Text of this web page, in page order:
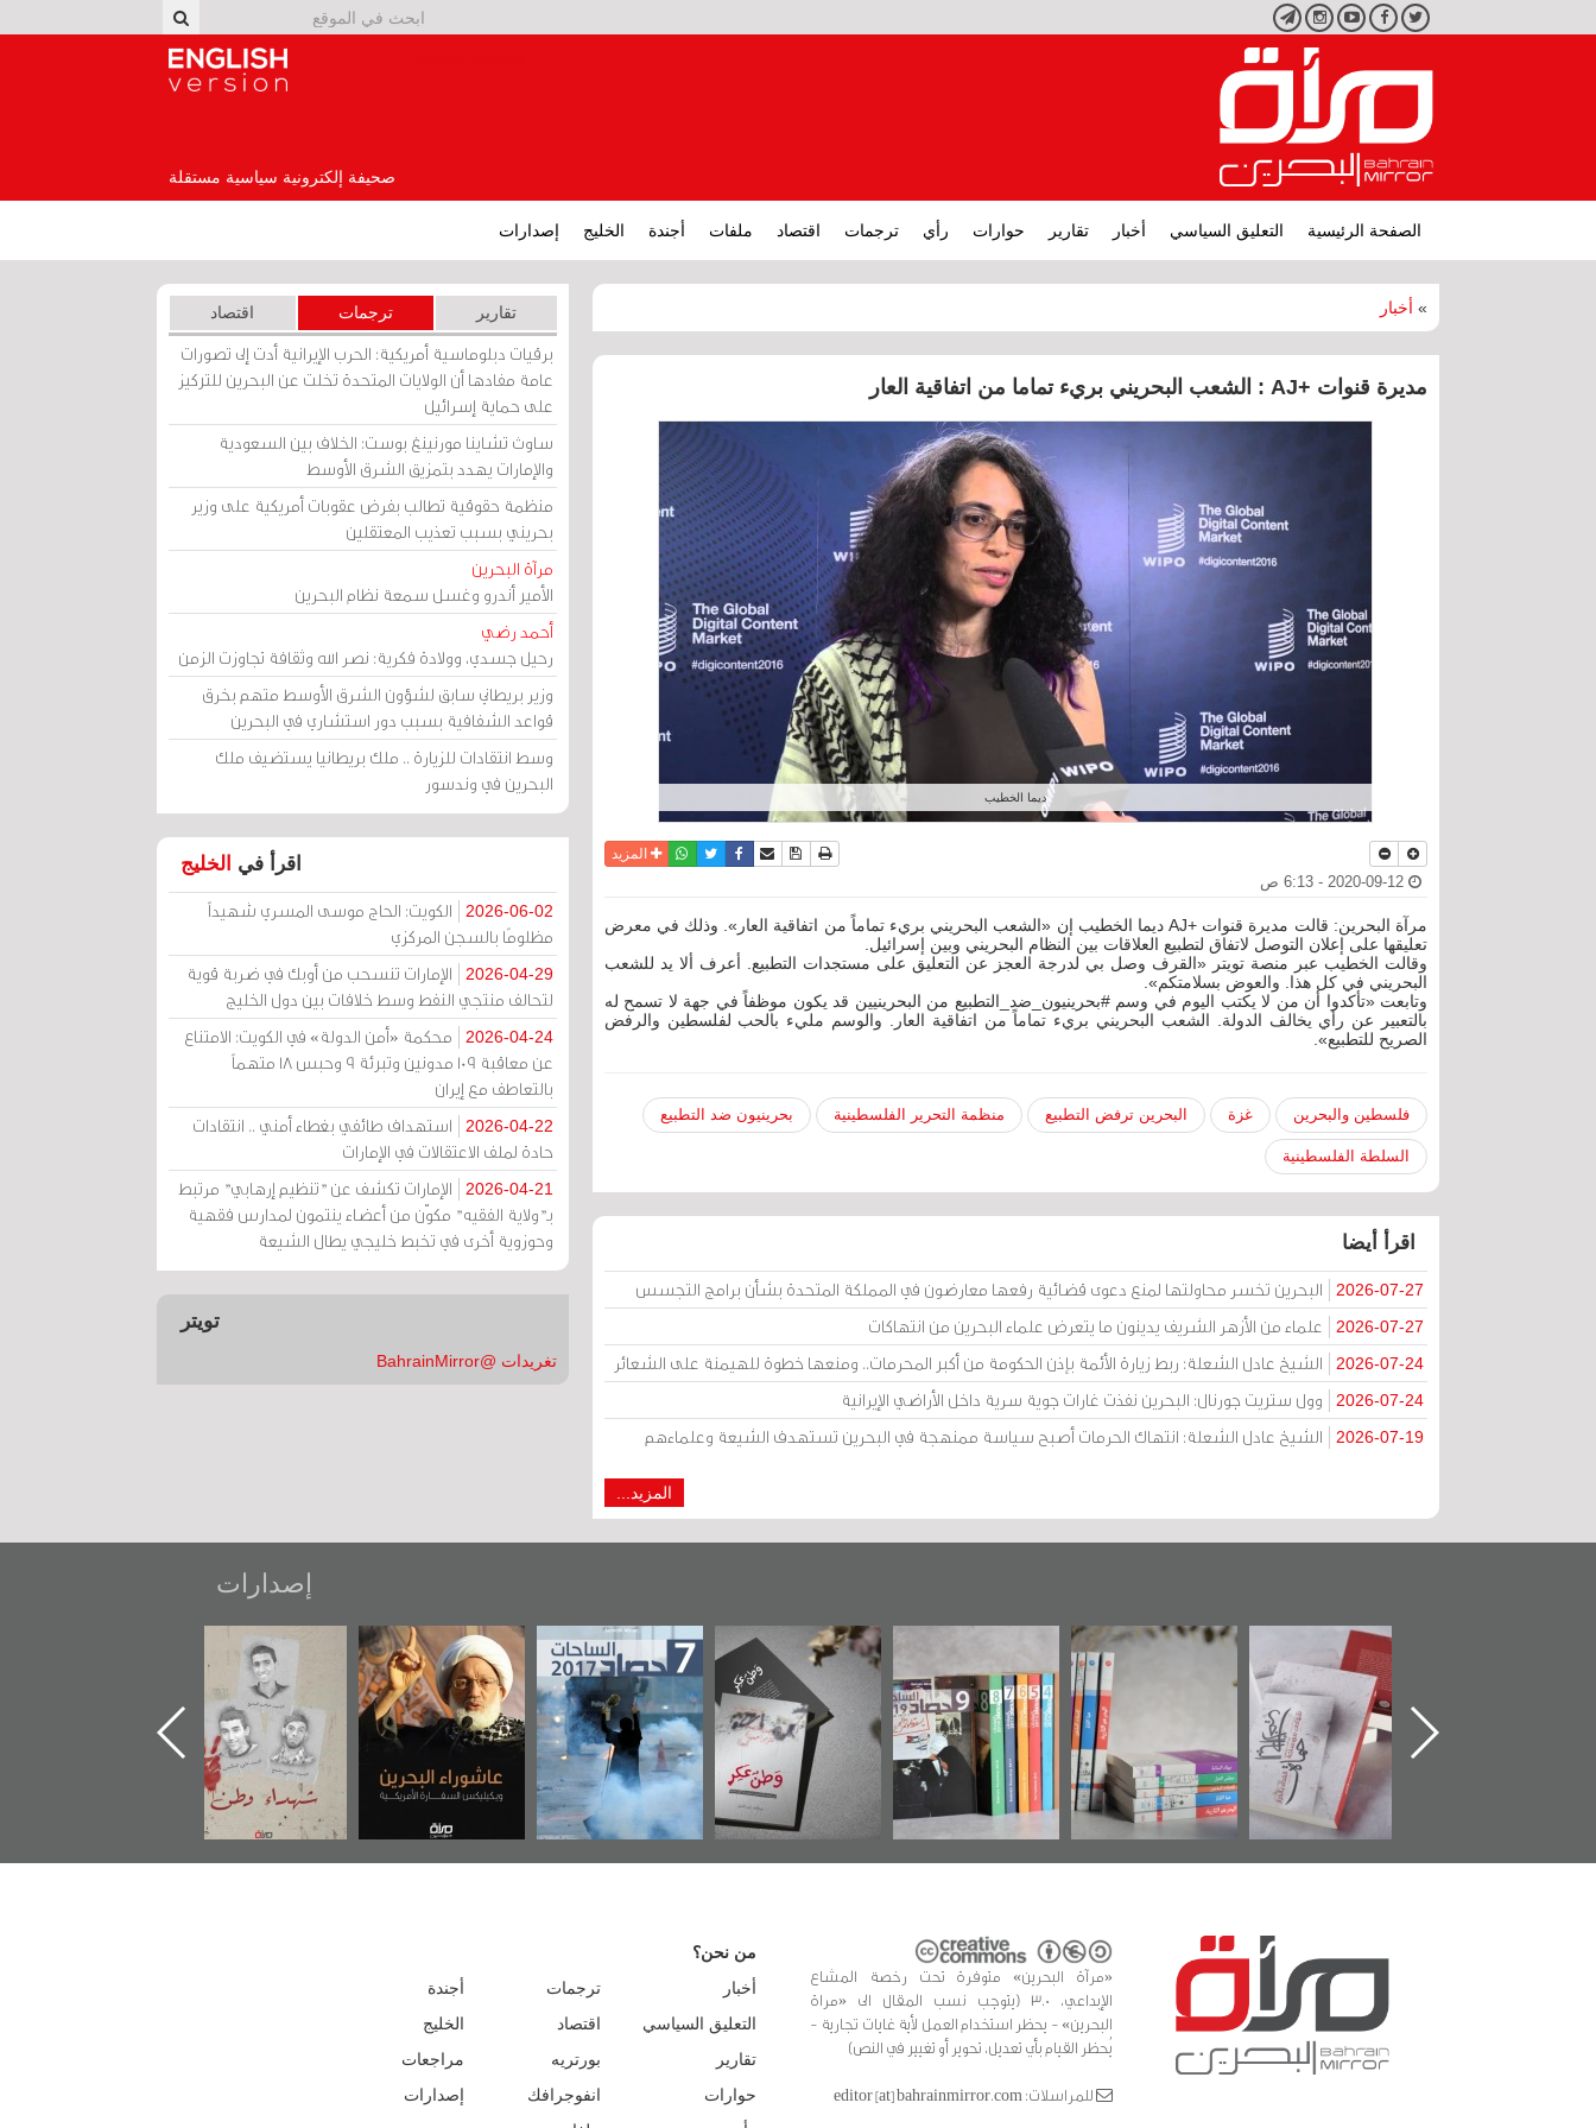
تويتر فيسبوكيوتيوبانستجرامتليجرام
صحيفة إلكترونية سياسية مستقلة
الصفحة الرئيسية التعليق السياسي أخبار تقارير حوارات رأي ترجمات اقتصاد ملفات أجندة الخليج إصدارات
» أخبار
مديرة قنوات +AJ : الشعب البحريني بريء تماما من اتفاقية العار
ديما الخطيب
نسخة للطباعة
حفظ الموضوع
أرسل الى صديق
فيسبوكتويترواتسابالمزيد
مرآة البحرين: قالت مديرة قنوات +AJ ديما الخطيب إن «الشعب البحريني بريء تماماً من اتفاقية العار». وذلك في معرض
تعليقها على إعلان التوصل لاتفاق لتطبيع العلاقات بين النظام البحريني وبين إسرائيل.
وقالت الخطيب عبر منصة تويتر «القرف وصل بي لدرجة العجز عن التعليق على مستجدات التطبيع. أعرف ألا يد للشعب
البحريني في كل هذا. والعوض بسلامتكم».
وتابعت «تأكدوا أن من لا يكتب اليوم في وسم #بحرينيون_ضد_التطبيع من البحرينيين قد يكون موظفاً في جهة لا تسمح له
بالتعبير عن رأي يخالف الدولة. الشعب البحريني بريء تماماً من اتفاقية العار. والوسم مليء بالحب لفلسطين والرفض
الصريح للتطبيع».
فلسطين والبحرين غزة البحرين ترفض التطبيع منظمة التحرير الفلسطينية بحرينيون ضد التطبيع
السلطة الفلسطينية
اقرأ أيضا
2026-07-27 البحرين تخسر محاولتها لمنع دعوى قضائية رفعها معارضون في المملكة المتحدة بشأن برامج التجسس
2026-07-27 علماء من الأزهر الشريف يدينون ما يتعرض علماء البحرين من انتهاكات
2026-07-24 الشيخ عادل الشعلة: ربط زيارة الأئمة بإذن الحكومة من أكبر المحرمات.. ومنعها خطوة للهيمنة على الشعائر
2026-07-24 وول ستريت جورنال: البحرين نفذت غارات جوية سرية داخل الأراضي الإيرانية
2026-07-19 الشيخ عادل الشعلة: انتهاك الحرمات أصبح سياسة ممنهجة في البحرين تستهدف الشيعة وعلماءهم
المزيد...
تقارير ترجمات اقتصاد
برقيات دبلوماسية أمريكية: الحرب الإيرانية أدت إلى تصورات
عامة مفادها أن الولايات المتحدة تخلت عن البحرين للتركيز
على حماية إسرائيل
ساوث تشاينا مورنينغ بوست: الخلاف بين السعودية
والإمارات يهدد بتمزيق الشرق الأوسط
منظمة حقوقية تطالب بفرض عقوبات أمريكية على وزير
بحريني بسبب تعذيب المعتقلين
مرآة البحرين
الأمير أندرو وغسل سمعة نظام البحرين
أحمد رضي
رحيل جسدي، وولادة فكرية: نصر الله وثقافة تجاوزت الزمن
وزير بريطاني سابق لشؤون الشرق الأوسط متهم بخرق
قواعد الشفافية بسبب دور استشاري في البحرين
وسط انتقادات للزيارة .. ملك بريطانيا يستضيف ملك
البحرين في وندسور
اقرأ في الخليج
2026-06-02
الكويت: الحاج موسى المسري شهيداً
مظلومًا بالسجن المركزي
2026-04-29
الإمارات تنسحب من أوبك في ضربة قوية
لتحالف منتجي النفط وسط خلافات بين دول الخليج
2026-04-24
محكمة «أمن الدولة» في الكويت: الامتناع
عن معاقبة 109 مدونين وتبرئة 9 وحبس 18 متهماً
بالتعاطف مع إيران
2026-04-22
استهداف طائفي بغطاء أمني .. انتقادات
حادة لملف الاعتقالات في الإمارات
2026-04-21
الإمارات تكشف عن "تنظيم إرهابي" مرتبط
بـ"ولاية الفقيه" مكوّن من أعضاء ينتمون لمدارس فقهية
وحوزوية أخرى في تخبط خليجي يطال الشيعة
تويتر
تغريدات @BahrainMirror
إصدارات
"حماة الباب الأخير":
الإصدار الأول عن
اعتصام الدراز
وأحداث ساحة
الفداء لمركز أوال
للدراسات والتوثيق
تصنيف موضوعي
للوثائق البريطانية
يقدمه «مركز أوال»
كتب
تصدر حصاد
الساحات 2019
«وطن عكر» رواية
جديدة لمعتقل
عسكري تصدر عن
«مرآة البحرين»
حصاد 2017
عاشوراء البحرين...
ويكيليكس السفارة
الأمريكية
شهداء وطن
«مرآة البحرين» متوفرة تحت رخصة المشاع
الإبداعي، 3.0 (يتوجب نسب المقال الى «مراة
البحرين» - يحظر استخدام العمل لأية غايات تجارية -
يُحظر القيام بأي تعديل، تحوير أو تغيير في النص)
للمراسلات: editor [at] bahrainmirror.com
من نحن؟
أخبار
التعليق السياسي
تقارير
حوارات
ترجمات
اقتصاد
بورتريه
انفوجرافك
أجندة
الخليج
مراجعات
إصدارات